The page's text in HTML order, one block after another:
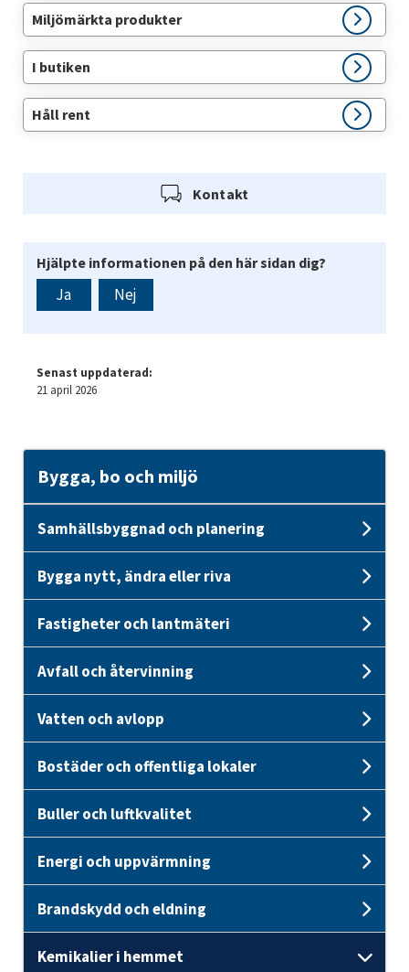
Miljömärkta produkter
I butiken
Håll rent
Kontakt
Hjälpte informationen på den här sidan dig?
Ja Nej
Senast uppdaterad:
21 april 2026
Bygga, bo och miljö
Samhällsbyggnad och planering
Bygga nytt, ändra eller riva
Fastigheter och lantmäteri
Avfall och återvinning
Vatten och avlopp
Bostäder och offentliga lokaler
Buller och luftkvalitet
Energi och uppvärmning
Brandskydd och eldning
Kemikalier i hemmet